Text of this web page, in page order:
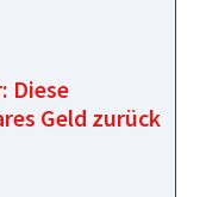
Diese
Geld zurück